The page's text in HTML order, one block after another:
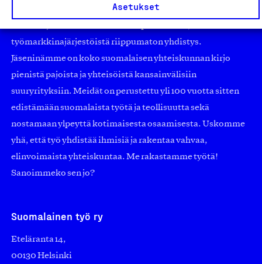
Asetukset
työmarkkinajärjestöistä riippumaton yhdistys.
Jäseninämme on koko suomalaisen yhteiskunnan kirjo
pienistä pajoista ja yhteisöistä kansainvälisiin
suuryrityksiin. Meidät on perustettu yli 100 vuotta sitten
edistämään suomalaista työtä ja teollisuutta sekä
nostamaan ylpeyttä kotimaisesta osaamisesta. Uskomme
yhä, että työ yhdistää ihmisiä ja rakentaa vahvaa,
elinvoimaista yhteiskuntaa. Me rakastamme työtä!
Sanoimmeko sen jo?
Suomalainen työ ry
Eteläranta 14,
00130 Helsinki